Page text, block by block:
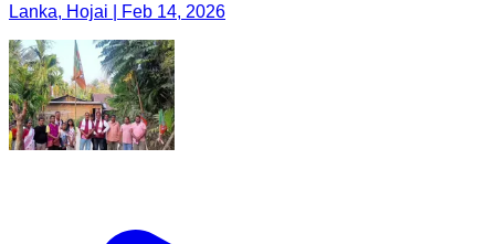
Lanka, Hojai | Feb 14, 2026